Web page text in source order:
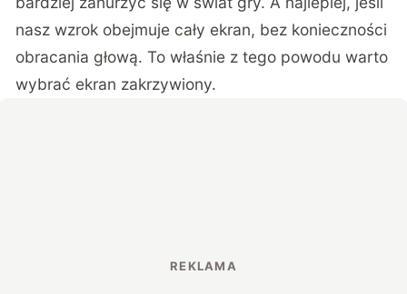
nasz wzrok obejmuje cały ekran, bez konieczności
obracania głową. To właśnie z tego powodu warto
wybrać ekran zakrzywiony.